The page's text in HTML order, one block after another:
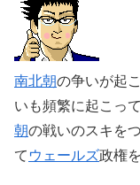
南北朝の争いが起
いも頻繁に起こっ
朝の戦いのスキを
て ウェールズ政権